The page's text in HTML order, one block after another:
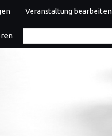
Veranstaltung bearbeiten